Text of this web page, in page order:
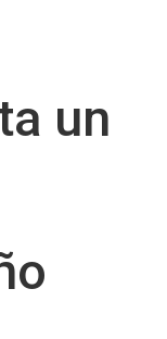
un